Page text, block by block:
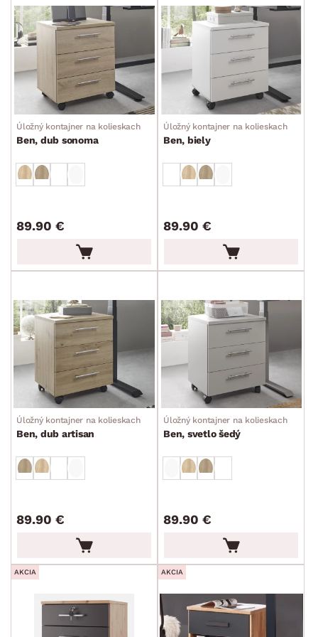
Úložný kontajner na kolieskach
Ben, dub sonoma
89.90 €
Úložný kontajner na kolieskach
Ben, biely
89.90 €
Úložný kontajner na kolieskach
Ben, dub artisan
89.90 €
Úložný kontajner na kolieskach
Ben, svetlo šedý
89.90 €
AKCIA AKCIA